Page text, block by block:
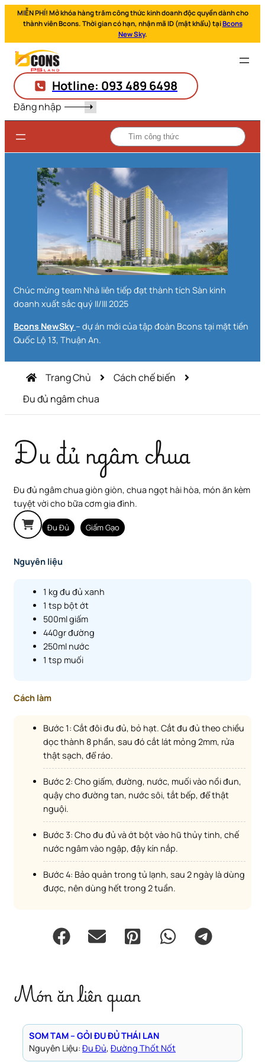
MIỄN PHÍ! Mở khóa hàng trăm công thức kinh doanh độc quyền dành cho
thành viên Bcons. Thời gian có hạn, nhận mã ID (mật khẩu) tạiBcons
New Sky.
Hotline: 093 489 6498
Đăng nhập
Chúc mừng team Nhà liên tiếp đạt thành tích Sàn kinh
doanh xuất sắc quý II/III 2025
Bcons NewSky– dự án mới của tập đoàn Bcons tại mặt tiền
Quốc Lộ 13, Thuận An.
Trang Chủ
Cách chế biến
Đu đủ ngâm chua
Đu đủ ngâm chua
Đu đủ ngâm chua giòn giòn, chua ngọt hài hòa, món ăn kèm
tuyệt vời cho bữa cơm gia đình.
Đu Đủ Giấm Gạo
Nguyên liệu
1 kg đu đủ xanh
1 tsp bột ớt
500ml giấm
440gr đường
250ml nước
1 tsp muối
Cách làm
Bước 1: Cắt đôi đu đủ, bỏ hạt. Cắt đu đủ theo chiều
dọc thành 8 phần, sau đó cắt lát mỏng 2mm, rửa
thật sạch, để ráo.
Bước 2: Cho giấm, đường, nước, muối vào nồi đun,
quậy cho đường tan, nước sôi, tắt bếp, để thật
nguội.
Bước 3: Cho đu đủ và ớt bột vào hũ thủy tinh, chế
nước ngâm vào ngập, đậy kín nắp.
Bước 4: Bảo quản trong tủ lạnh, sau 2 ngày là dùng
được, nên dùng hết trong 2 tuần.
Món ăn liên quan
SOM TAM – GỎI ĐU ĐỦ THÁI LAN
Nguyên Liệu: Đu Đủ, Đường Thốt Nốt